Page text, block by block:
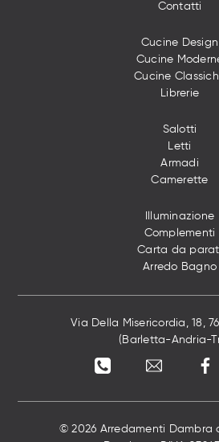
Contatti
Cucine Design
Cucine
Cucine
Librerie
Salotti
Letti
Armadi
Camerette
Illuminazione
Complementi
Carta da
Arredo Bagno
Via Della Misericordia, 18,
(Barletta-Andria-
© 2026 Arredamenti Dambra